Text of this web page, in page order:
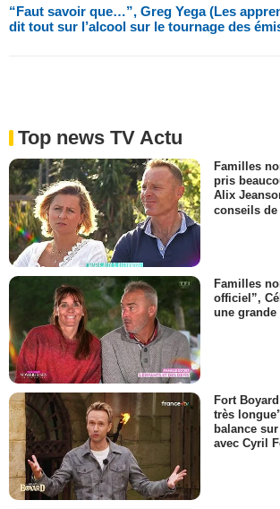
“Faut savoir que…”, Greg Yega (Les
dit tout sur l’alcool sur le tournage des
Top news TV Actu
Familles
pris
Alix
conseils
Familles
officiel”,
une
Fort
très
balance
avec Cyril